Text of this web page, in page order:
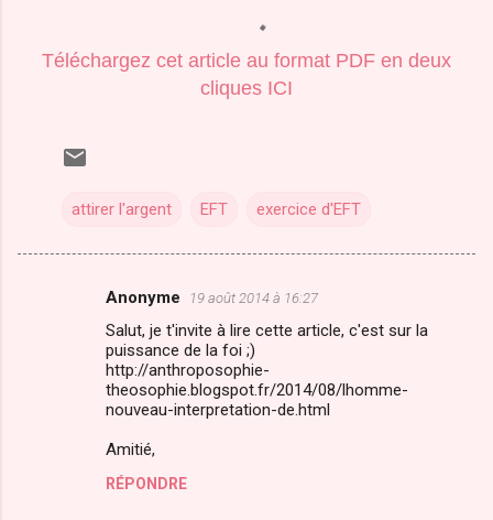
Téléchargez cet article au format PDF en deux
cliques ICI
attirer l'argent EFT exercice d'EFT
Anonyme 19 août 2014 à 16:27
Salut, je t'invite à lire cette article, c'est sur la
puissance de la foi ;)
http://anthroposophie-
theosophie.blogspot.fr/2014/08/lhomme-
nouveau-interpretation-de.html
Amitié,
RÉPONDRE